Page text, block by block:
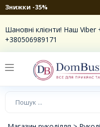
Знижки -35%
Шановні клієнти! Наш
+380506989171